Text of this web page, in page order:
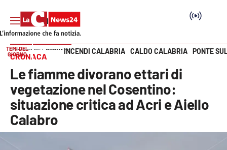
SEZIONI
Cronaca
Politica
Vai
TEMI DEL
GIORNO
INCENDI CALABRIA CALDO CALABRIA PONTE
HOME PAGE CRONACA
CRONACA
Le fiamme divorano ettari di
vegetazione nel Cosentino:
situazione critica ad Acri e Aiello
Calabro